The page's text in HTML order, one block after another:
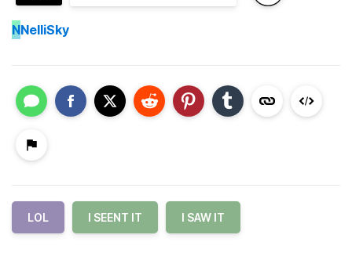
NNelliSky
LOL I SEENT IT I SAW IT